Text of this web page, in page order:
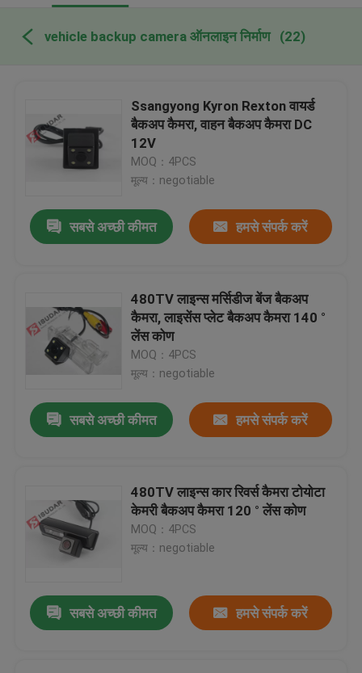
vehicle backup camera ऑनलाइन निर्माण (22)
Ssangyong Kyron Rexton वायर्ड
बैकअप कैमरा, वाहन बैकअप कैमरा DC
12V
MOQ：4PCS
मूल्य：negotiable
सबसे अच्छी कीमत हमसे संपर्क करें
480TV लाइन्स मर्सिडीज बेंज बैकअप
कैमरा, लाइसेंस प्लेट बैकअप कैमरा 140 °
लेंस कोण
MOQ：4PCS
मूल्य：negotiable
सबसे अच्छी कीमत हमसे संपर्क करें
480TV लाइन्स कार रिवर्स कैमरा टोयोटा
केमरी बैकअप कैमरा 120 ° लेंस कोण
MOQ：4PCS
मूल्य：negotiable
सबसे अच्छी कीमत हमसे संपर्क करें